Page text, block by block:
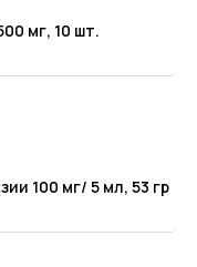
мг, 10 шт.
100 мг/ 5 мл, 53 гр